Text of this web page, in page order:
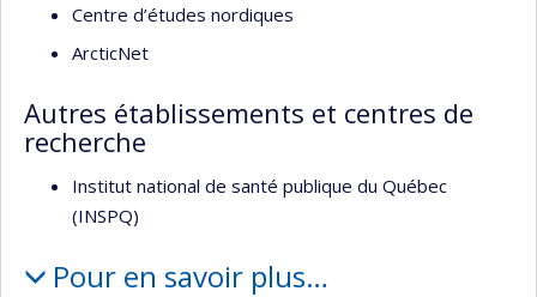
Centre d’études nordiques
ArcticNet
Autres établissements et centres de
recherche
Institut national de santé publique du Québec
(INSPQ)
Pour en savoir plus…